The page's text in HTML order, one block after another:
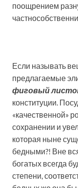
поощрением
Если называть
предлагаемые
фиговый
конституции.
«качественной»
сохранении и
которая ныне
бедными?! Вне
богатых всегда
степени,